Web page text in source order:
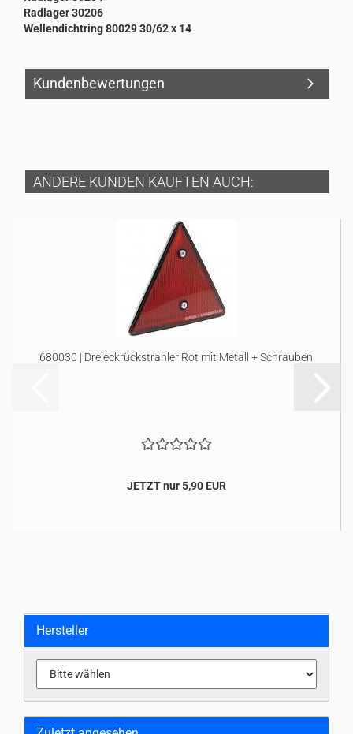
Radlager 30206
Wellendichtring 80029 30/62 x 14
Kundenbewertungen
ANDERE KUNDEN KAUFTEN AUCH:
680030 | Dreieckrückstrahler Rot mit Metall + Schrauben
JETZT nur 5,90 EUR
Hersteller